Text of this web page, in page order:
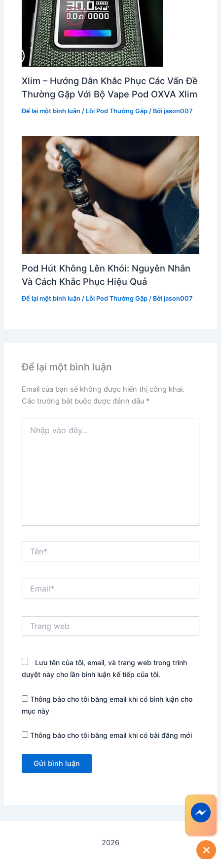
Xlim – Hướng Dẫn Khắc Phục Các Vấn Đề
Thường Gặp Với Bộ Vape Pod OXVA Xlim
Để lại một bình luận / Lỗi Pod Thường Gặp / Bởijason007
Pod Hút Không Lên Khói: Nguyên Nhân
Và Cách Khắc Phục Hiệu Quả
Để lại một bình luận / Lỗi Pod Thường Gặp / Bởijason007
Để lại một bình luận
Email của bạn sẽ không được hiển thị công khai.
Các trường bắt buộc được đánh dấu *
vào
web
Lưu tên của tôi, email, và trang web trong trình
duyệt này cho lần bình luận kế tiếp của tôi.
Thông báo cho tôi bằng email khi có bình luận cho
mục này
Thông báo cho tôi bằng email khi có bài đăng mới
2026